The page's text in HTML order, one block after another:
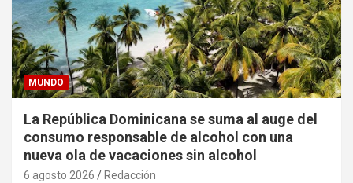
MUNDO
La República Dominicana se suma al auge del
consumo responsable de alcohol con una
nueva ola de vacaciones sin alcohol
6 agosto 2026 Redacción